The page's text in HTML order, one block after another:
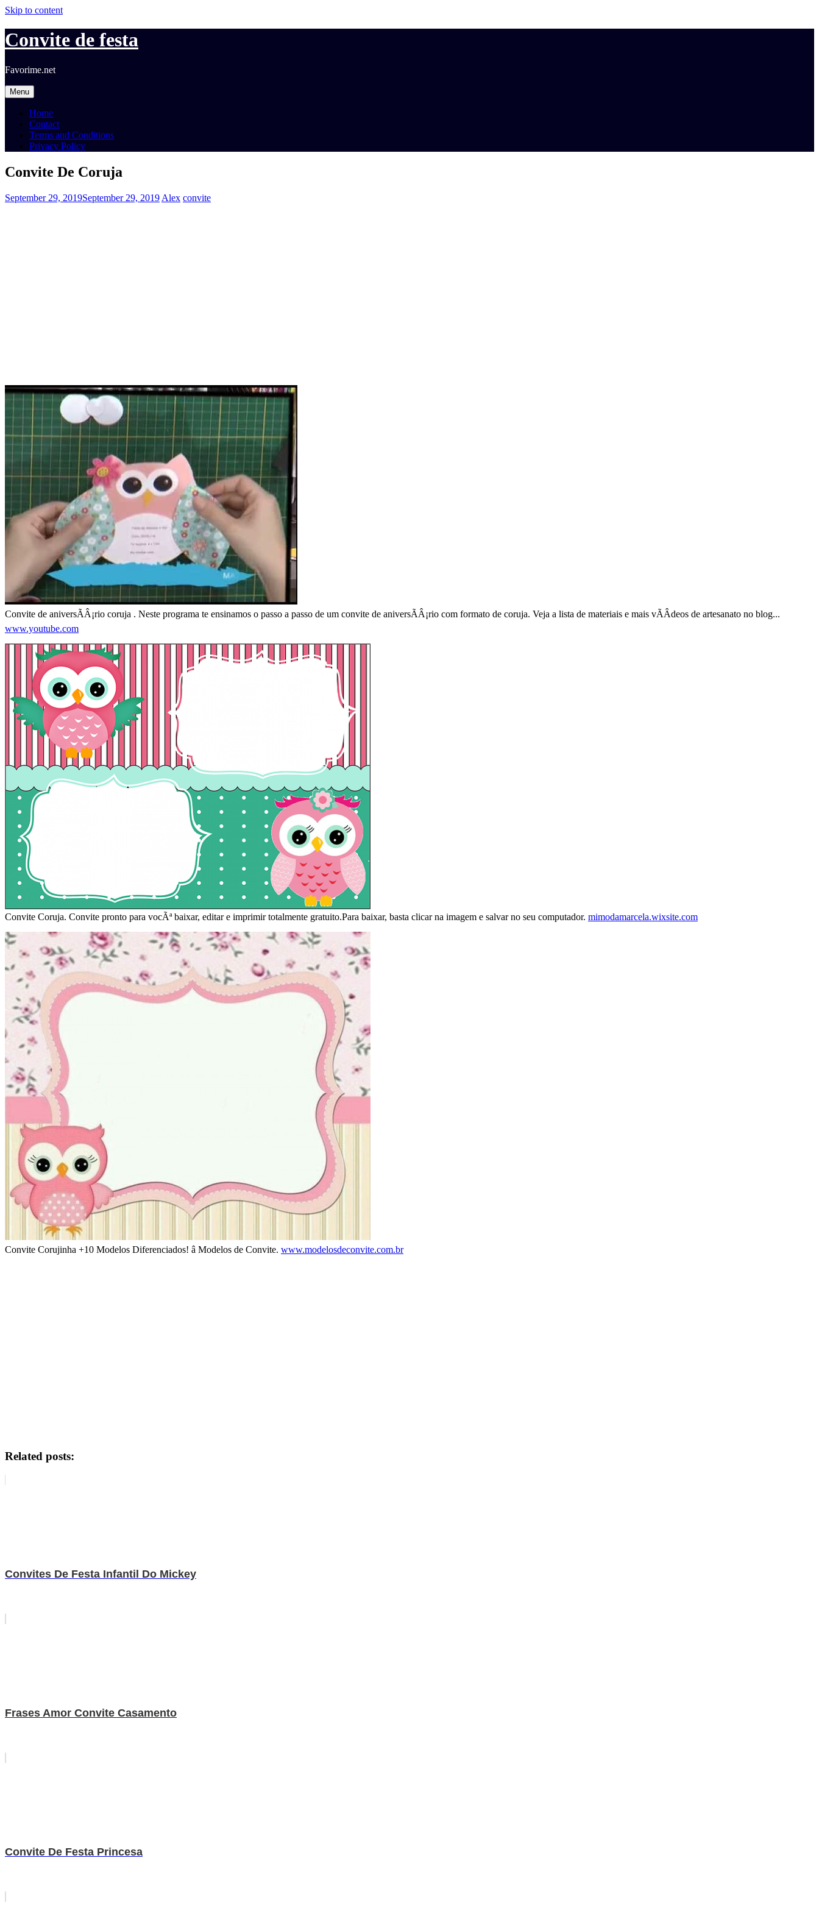
Skip to content
Convite de festa
Favorime.net
Menu
Home
Contact
Terms and Conditions
Privacy Policy
Convite De Coruja
September 29, 2019September 29, 2019 Alex convite
Convite de aniversÃÂ¡rio coruja . Neste programa te ensinamos o passo a passo de um convite de aniversÃÂ¡rio com formato de coruja. Veja a lista de materiais e mais vÃÂ­deos de artesanato no blog...
www.youtube.com
Convite Coruja. Convite pronto para vocÃª baixar, editar e imprimir totalmente gratuito.Para baixar, basta clicar na imagem e salvar no seu computador. mimodamarcela.wixsite.com
Convite Corujinha +10 Modelos Diferenciados! â Modelos de Convite. www.modelosdeconvite.com.br
Related posts:
Convites De Festa Infantil Do Mickey
Frases Amor Convite Casamento
Convite De Festa Princesa